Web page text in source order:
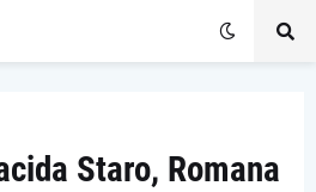
Staro, Romana